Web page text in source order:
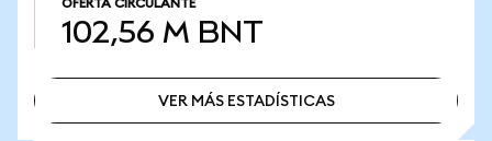
OFERTA CIRCULANTE
102,56 M BNT
VER MÁS ESTADÍSTICAS